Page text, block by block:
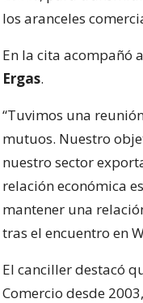
los aranceles
En la cita acompañó
Ergas.
“Tuvimos una
mutuos. Nuestro
nuestro sector
relación económica
mantener una
tras el encuentro en
El canciller destacó
Comercio desde